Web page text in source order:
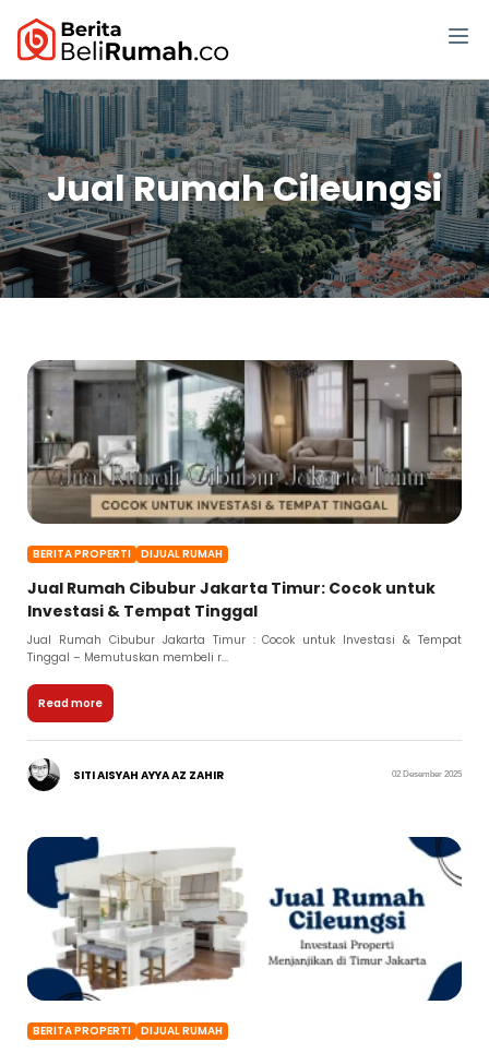
Jual Rumah Cileungsi
BERITA PROPERTI DIJUAL RUMAH
Jual Rumah Cibubur Jakarta Timur: Cocok untuk
Investasi & Tempat Tinggal
Jual Rumah Cibubur Jakarta Timur : Cocok untuk Investasi & Tempat
Tinggal – Memutuskan membeli r...
Read more
SITI AISYAH AYYA AZ ZAHIR 02 Desember 2025
BERITA PROPERTI DIJUAL RUMAH